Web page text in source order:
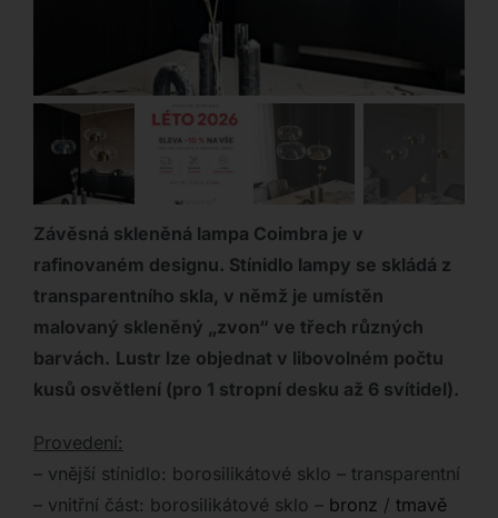
Závěsná skleněná lampa Coimbra je v
rafinovaném designu. Stínidlo lampy se skládá z
transparentního skla, v němž je umístěn
malovaný skleněný „zvon“ ve třech různých
barvách. Lustr lze objednat v libovolném počtu
kusů osvětlení (pro 1 stropní desku až 6 svítidel).
Provedení:
– vnější stínidlo: borosilikátové sklo – transparentní
– vnitřní část: borosilikátové sklo – bronz / tmavě